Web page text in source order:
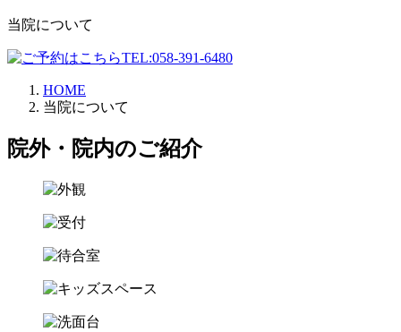
当院について
HOME
当院について
院外・院内のご紹介